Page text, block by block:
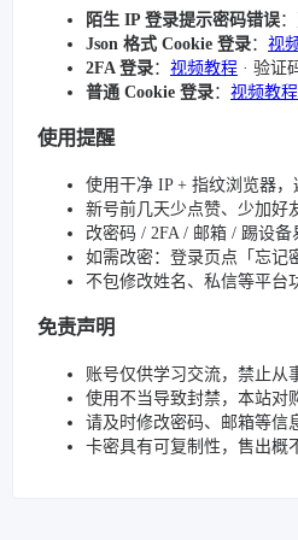
陌生 IP 登录提示密码错误
Json 格式 Cookie 登录： 视
2FA 登录： 视频教程 · 验证
普通 Cookie 登录： 视频教程
使用提醒
使用干净 IP + 指纹浏览器
新号前几天少点赞、少加好
改密码 / 2FA / 邮箱 / 踢设
如需改密：登录页点「忘记
不包修改姓名、私信等平台
免责声明
账号仅供学习交流，禁止从
使用不当导致封禁，本站对
请及时修改密码、邮箱等信
卡密具有可复制性，售出概